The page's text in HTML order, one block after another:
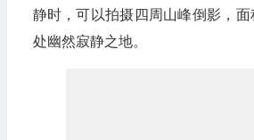
静时，可以拍摄四周山峰倒影，
处幽然寂静之地。